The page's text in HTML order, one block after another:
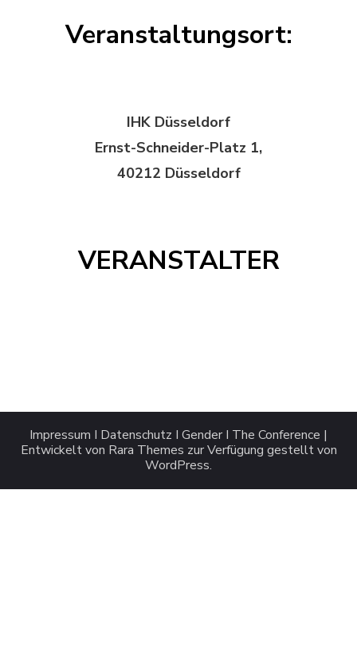
Veranstaltungsort:
IHK Düsseldorf
Ernst-Schneider-Platz 1,
40212 Düsseldorf
VERANSTALTER
Impressum I Datenschutz I Gender I The Conference |
Entwickelt von Rara Themes zur Verfügung gestellt von
WordPress.